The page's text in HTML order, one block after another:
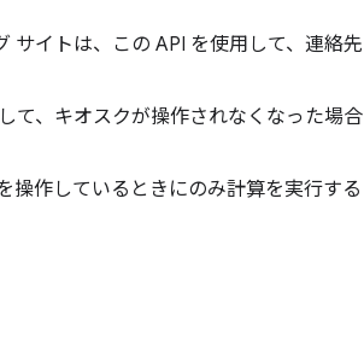
サイトは、この API を使用して、連絡先
て、キオスクが操作されなくなった場合
操作しているときにのみ計算を実行する